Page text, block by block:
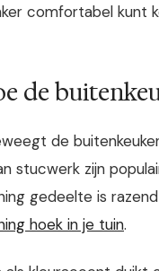
comfortabel kunt
de
de
stucwerk zijn
gedeelte is
hoek in je tuin.